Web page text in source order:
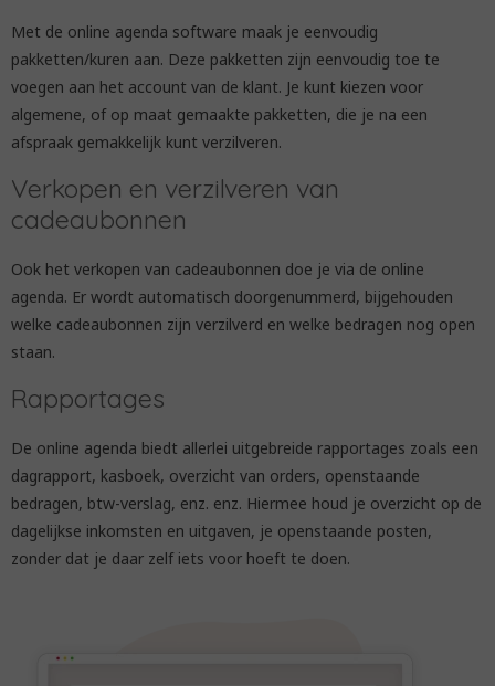
Met de online agenda software maak je eenvoudig
pakketten/kuren aan. Deze pakketten zijn eenvoudig toe te
voegen aan het account van de klant. Je kunt kiezen voor
algemene, of op maat gemaakte pakketten, die je na een
afspraak gemakkelijk kunt verzilveren.
Verkopen en verzilveren van
cadeaubonnen
Ook het verkopen van cadeaubonnen doe je via de online
agenda. Er wordt automatisch doorgenummerd, bijgehouden
welke cadeaubonnen zijn verzilverd en welke bedragen nog open
staan.
Rapportages
De online agenda biedt allerlei uitgebreide rapportages zoals een
dagrapport, kasboek, overzicht van orders, openstaande
bedragen, btw-verslag, enz. enz. Hiermee houd je overzicht op de
dagelijkse inkomsten en uitgaven, je openstaande posten,
zonder dat je daar zelf iets voor hoeft te doen.